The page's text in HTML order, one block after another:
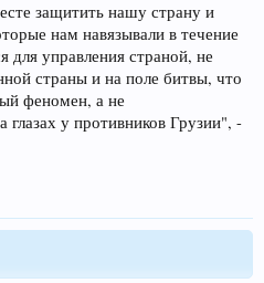
защитить нашу страну и
нам навязывали в течение
для управления страной, не
страны и на поле битвы, что
феномен, а не
глазах у противников Грузии", -